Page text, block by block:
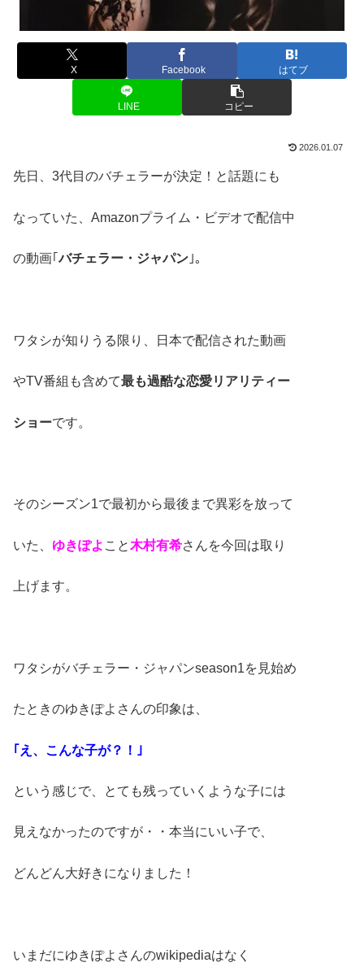
X Facebook はてブ
LINE コピー
2026.01.07
先日、3代目のバチェラーが決定！と話題にも
なっていた、Amazonプライム・ビデオで配信中
の動画｢バチェラー・ジャパン ｣。
ワタシが知りうる限り、日本で配信された動画
やTV番組も含めて最も過酷な恋愛リアリティー
ショーです。
そのシーズン1で最初から最後まで異彩を放って
いた、 ゆきぽよ こと木村有希さんを今回は取り
上げます。
ワタシがバチェラー・ジャパンseason1を見始め
たときのゆきぽよさんの印象は、
｢え、こんな子が？！｣
という感じで、とても残っていくような子には
見えなかったのですが・・本当にいい子で、
どんどん大好きになりました！
いまだにゆきぽよさんのwikipediaはなく